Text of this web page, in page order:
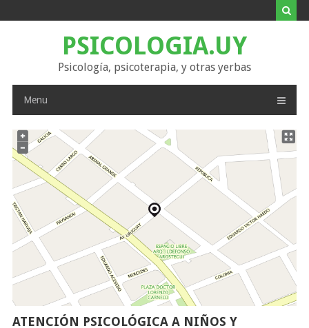
to
PSICOLOGIA.UY
Psicología, psicoterapia, y otras yerbas
Menu
ATENCIÓN PSICOLÓGICA A NIÑOS Y